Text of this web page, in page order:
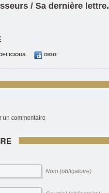
/ Sa dernière
DIGG
un commentaire
Nom (obligatoire)